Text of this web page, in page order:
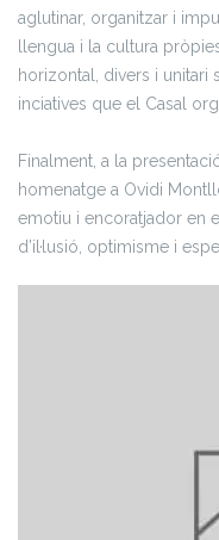
aglutinar, organitzar i
llengua i la cultura
horizontal, divers i unitari
inciatives que el Casal
Finalment, a la
homenatge a Ovidi
emotiu i encoratjador en
d’il·lusió, optimisme i